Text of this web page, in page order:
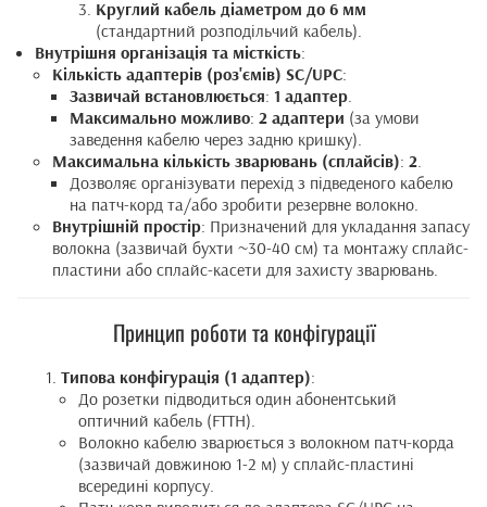
Круглий кабель діаметром до 6 мм
(стандартний розподільчий кабель).
Внутрішня організація та місткість:
Кількість адаптерів (роз'ємів) SC/UPC:
Зазвичай встановлюється: 1 адаптер.
Максимально можливо: 2 адаптери (за умови
заведення кабелю через задню кришку).
Максимальна кількість зварювань (сплайсів): 2.
Дозволяє організувати перехід з підведеного кабелю
на патч-корд та/або зробити резервне волокно.
Внутрішній простір: Призначений для укладання запасу
волокна (зазвичай бухти ~30-40 см) та монтажу сплайс-
пластини або сплайс-касети для захисту зварювань.
Принцип роботи та конфігурації
Типова конфігурація (1 адаптер):
До розетки підводиться один абонентський
оптичний кабель (FTTH).
Волокно кабелю зварюється з волокном патч-корда
(зазвичай довжиною 1-2 м) у сплайс-пластині
всередині корпусу.